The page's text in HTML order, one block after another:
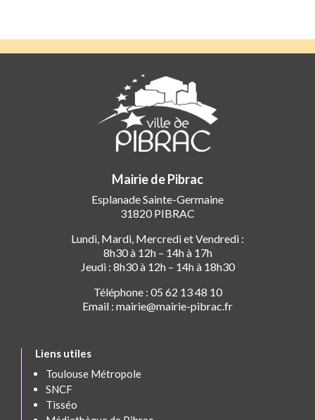
Mairie de Pibrac
Esplanade Sainte-Germaine
31820 PIBRAC
Lundi, Mardi, Mercredi et Vendredi :
8h30 à 12h – 14h à 17h
Jeudi : 8h30 à 12h – 14h à 18h30
Téléphone : 05 62 13 48 10
Email : mairie@mairie-pibrac.fr
Liens utiles
Toulouse Métropole
SNCF
Tisséo